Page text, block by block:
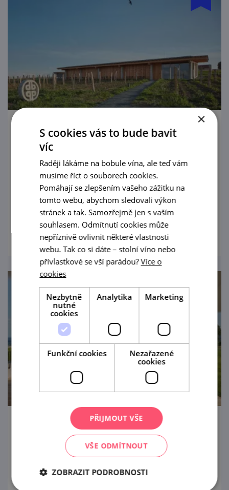
Letní kino našeho Adama: Dědictví aneb
27. 8. '26
Přijďte si užít promítání filmu v areálu
vinařství Přátelé Pavlova.
prohlédnout
Léto na Terase REISTEN: Večer s živou
hudbou a grilováním
14. 8. '26
×
S cookies vás to bude bavit
víc
Raději lákáme na bobule vína, ale teď vám
musíme říct o souborech cookies.
Pomáhají se zlepšením vašeho zážitku na
tomto webu, abychom sledovali výkon
stránek a tak. Samozřejmě jen s vaším
souhlasem. Odmítnutí cookies může
nepříznivě ovlivnit některé vlastnosti
webu. Tak co si dáte – stolní víno nebo
přívlastkové se vší parádou?Více o
cookies
Nezbytně
nutné
cookies
Analytika Marketing
Funkční cookies
Nezařazené
cookies
PŘIJMOUT VŠE
VŠE ODMÍTNOUT
ZOBRAZIT PODROBNOSTI